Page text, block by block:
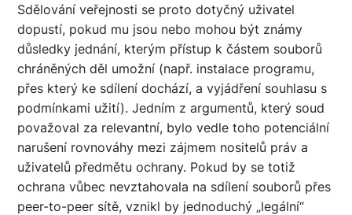
Sdělování veřejnosti se proto dotyčný uživatel
dopustí, pokud mu jsou nebo mohou být známy
důsledky jednání, kterým přístup k částem souborů
chráněných děl umožní (např. instalace programu,
přes který ke sdílení dochází, a vyjádření souhlasu s
podmínkami užití). Jedním z argumentů, který soud
považoval za relevantní, bylo vedle toho potenciální
narušení rovnováhy mezi zájmem nositelů práv a
uživatelů předmětu ochrany. Pokud by se totiž
ochrana vůbec nevztahovala na sdílení souborů přes
peer-to-peer sítě, vznikl by jednoduchý „legální“